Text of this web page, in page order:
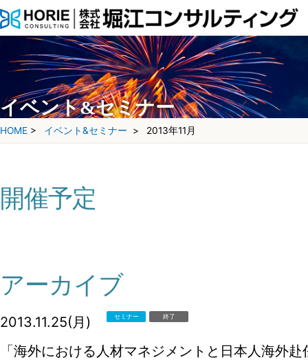
イベント&セミナー
HOME > イベント&セミナー > 2013年11月
開催予定
アーカイブ
2013.11.25(月) セミナー 終了
「海外における人材マネジメントと日本人海外